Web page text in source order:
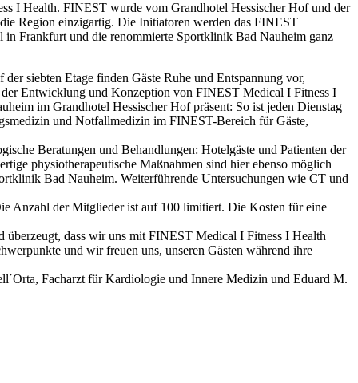
I Health. FINEST wurde vom Grandhotel Hessischer Hof und der
Region einzigartig. Die Initiatoren werden das FINEST
in Frankfurt und die renommierte Sportklinik Bad Nauheim ganz
siebten Etage finden Gäste Ruhe und Entspannung vor,
der Entwicklung und Konzeption von FINEST Medical I Fitness I
im Grandhotel Hessischer Hof präsent: So ist jeden Dienstag
und Notfallmedizin im FINEST-Bereich für Gäste,
Beratungen und Behandlungen: Hotelgäste und Patienten der
physiotherapeutische Maßnahmen sind hier ebenso möglich
Bad Nauheim. Weiterführende Untersuchungen wie CT und
Anzahl der Mitglieder ist auf 100 limitiert. Die Kosten für eine
dass wir uns mit FINEST Medical I Fitness I Health
und wir freuen uns, unseren Gästen während ihre
Facharzt für Kardiologie und Innere Medizin und Eduard M.